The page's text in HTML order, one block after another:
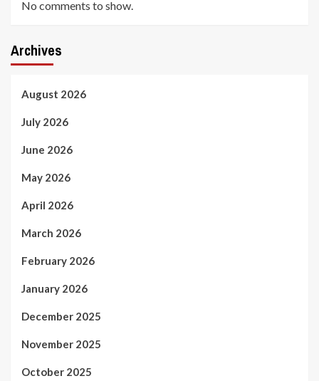
No comments to show.
Archives
August 2026
July 2026
June 2026
May 2026
April 2026
March 2026
February 2026
January 2026
December 2025
November 2025
October 2025